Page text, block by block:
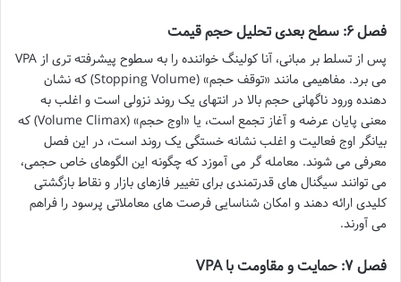
فصل ۶: سطح بعدی تحلیل حجم قیمت
پس از تسلط بر مبانی، آنا کولینگ خواننده را به سطوح پیشرفته تری از VPA
می برد. مفاهیمی مانند «توقف حجم» (Stopping Volume) که نشان
دهنده ورود ناگهانی حجم بالا در انتهای یک روند نزولی است و اغلب به
معنی پایان عرضه و آغاز تجمع است، یا «اوج حجم» (Volume Climax) که
بیانگر اوج فعالیت و اغلب نشانه خستگی یک روند است، در این فصل
معرفی می شوند. معامله گر می آموزد که چگونه این الگوهای خاص حجمی،
می توانند سیگنال های قدرتمندی برای تغییر فازهای بازار و نقاط بازگشتی
کلیدی ارائه دهند و امکان شناسایی فرصت های معاملاتی پرسود را فراهم
می آورند.
فصل ۷: حمایت و مقاومت با VPA